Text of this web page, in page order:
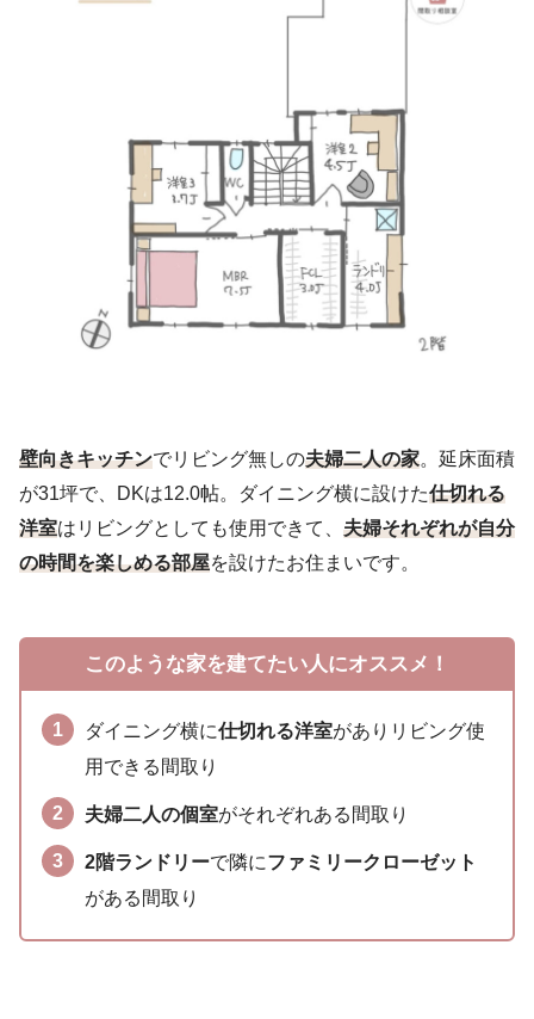
壁向きキッチンでリビング無しの夫婦二人の家。延床面積
が31坪で、DKは12.0帖。ダイニング横に設けた仕切れる
洋室はリビングとしても使用できて、 夫婦それぞれが自分
の時間を楽しめる部屋を設けたお住まいです。
このような家を建てたい人にオススメ！
ダイニング横に仕切れる洋室がありリビング使
用できる間取り
夫婦二人の個室がそれぞれある間取り
2階ランドリーで隣にファミリークローゼット
がある間取り